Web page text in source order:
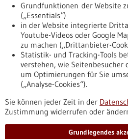
Nach oben
Informiert bleiben
Newsletter abonnieren
Grundfunktionen der Website
(„Essentials“)
in der Website integrierte
Youtube-Videos oder Google
zu machen („Drittanbieter-
Statistik- und Tracking-Tools
verstehen, wie Seitenbesucher
um Optimierungen für Sie
(„Analyse-Cookies“).
Sie können jeder Zeit in der
Zustimmung widerrufen oder
Grundlegendes